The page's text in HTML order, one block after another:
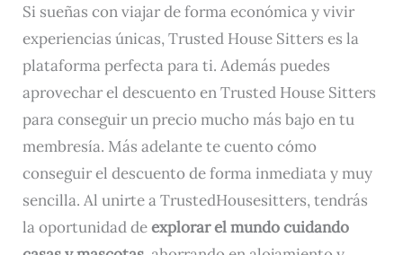
Si sueñas con viajar de forma económica y vivir
experiencias únicas, Trusted House Sitters es la
plataforma perfecta para ti. Además puedes
aprovechar el descuento en Trusted House Sitters
para conseguir un precio mucho más bajo en tu
membresía. Más adelante te cuento cómo
conseguir el descuento de forma inmediata y muy
sencilla. Al unirte a TrustedHousesitters, tendrás
la oportunidad deexplorar el mundo cuidando